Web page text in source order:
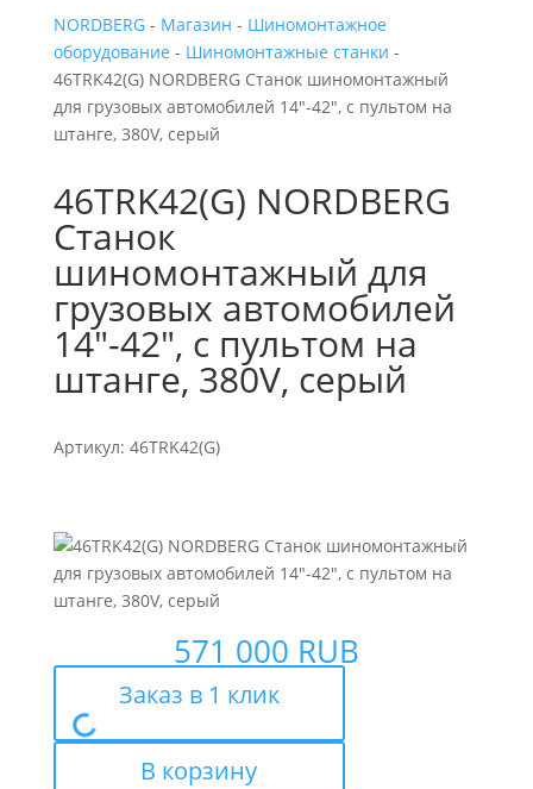
NORDBERG- Магазин - Шиномонтажное
оборудование - Шиномонтажные станки -
46TRK42(G) NORDBERG Станок шиномонтажный
для грузовых автомобилей 14″-42″, с пультом на
штанге, 380V, серый
46TRK42(G) NORDBERG
Станок
шиномонтажный для
грузовых автомобилей
14″-42″, с пультом на
штанге, 380V, серый
Артикул: 46TRK42(G)
571 000 RUB
Заказ в 1 клик
В корзину